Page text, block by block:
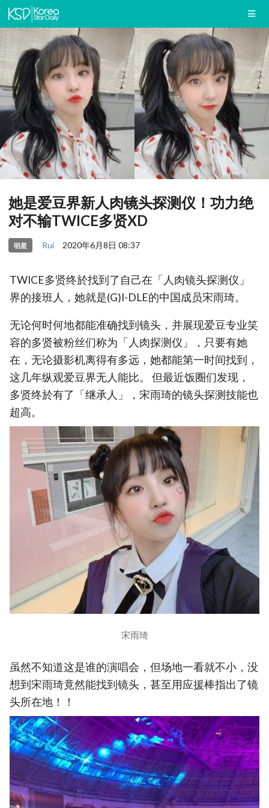
她是爱豆界新人肉镜头探测仪！功力绝
对不输TWICE多贤XD
明星 Rui 2020年6月8日 08:37
TWICE多贤终於找到了自己在「人肉镜头探测仪」
界的接班人，她就是(G)I-DLE的中国成员宋雨琦。
无论何时何地都能准确找到镜头，并展现爱豆专业笑
容的多贤被粉丝们称为「人肉探测仪」，只要有她
在，无论摄影机离得有多远，她都能第一时间找到，
这几年纵观爱豆界无人能比。 但最近饭圈们发现，
多贤终於有了「继承人」，宋雨琦的镜头探测技能也
超高。
宋雨琦
虽然不知道这是谁的演唱会，但场地一看就不小，没
想到宋雨琦竟然能找到镜头，甚至用应援棒指出了镜
头所在地！！